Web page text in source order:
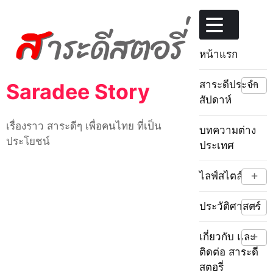
content
Saradee Story
เรื่องราว สาระดีๆ เพื่อคนไทย ที่เป็น
ประโยชน์
หน้าแรก
สาระดีประจำ
สัปดาห์
+
บทความต่าง
ประเทศ
ไลฟ์สไตล์ +
ประวัติศาสตร์
+
เกี่ยวกับ และ
ติดต่อ สาระดี
สตอรี่
+